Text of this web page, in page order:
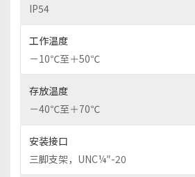
IP54
工作温度
－10℃至＋50℃
存放温度
－40℃至＋70℃
安装接口
三脚支架，UNC¼″-20